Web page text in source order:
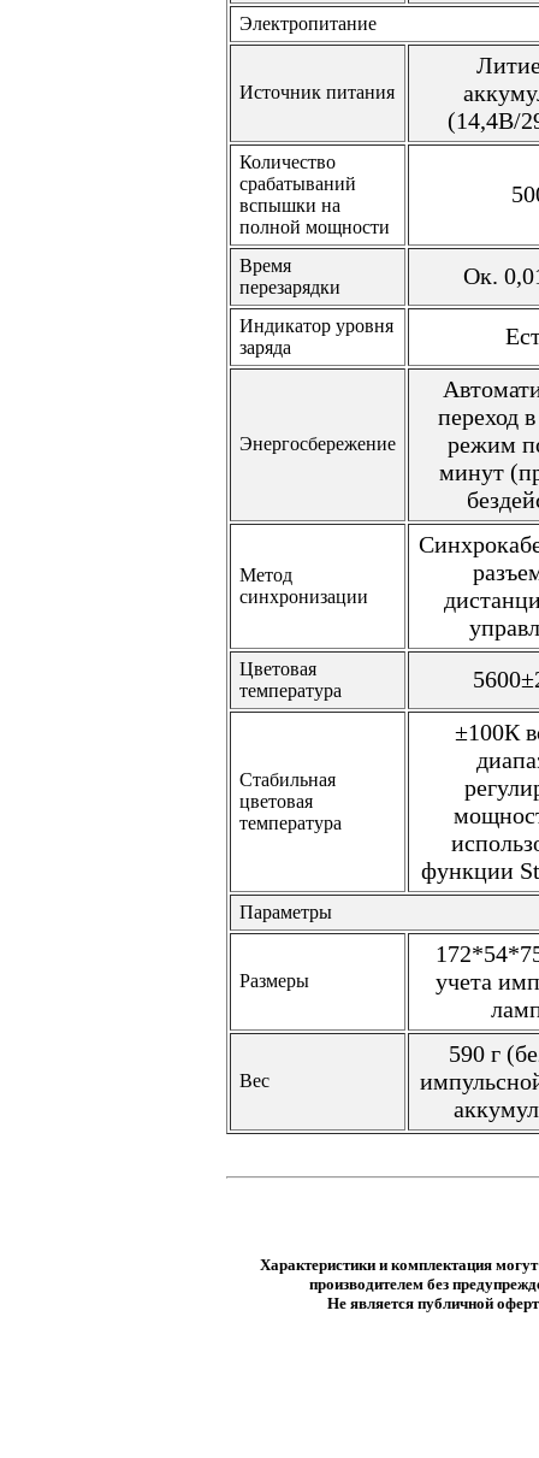
Электропитание
Источник питания
(14,4В/
Количество
срабатываний
вспышки на
полной мощности
Время
перезарядки
Ок.
Индикатор уровня
заряда
Энергосбережение
переход
режим
минут
Метод
синхронизации
Цветовая
температура
Стабильная
цветовая
температура
±100К
функции
Параметры
Размеры
учета
Вес
590 г
Характеристики и комплектация
производителем без
Не является публичной